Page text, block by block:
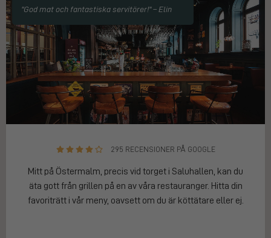
"God mat och fantastiska servitörer!" – Elin
295 RECENSIONER PÅ GOOGLE
Mitt på Östermalm, precis vid torget i Saluhallen, kan du
äta gott från grillen på en av våra restauranger. Hitta din
favoriträtt i vår meny, oavsett om du är köttätare eller ej.